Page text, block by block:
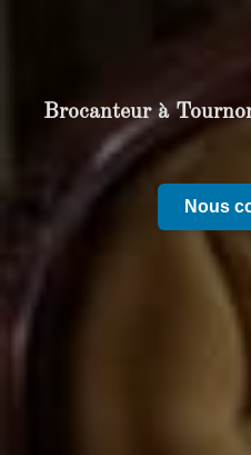
Brocanteur à
Nous